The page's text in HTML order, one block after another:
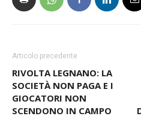
RIVOLTA LEGNANO: LA
SOCIETÀ NON PAGA E I
GIOCATORI NON
SCENDONO IN CAMPO